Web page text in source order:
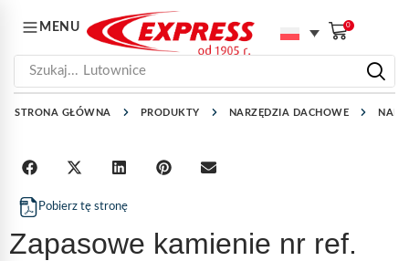
MENU 0
Szukaj... Lutownice
STRONA GŁÓWNA PRODUKTY NARZĘDZIA DACHOWE
Pobierz tę stronę
Zapasowe kamienie nr ref.